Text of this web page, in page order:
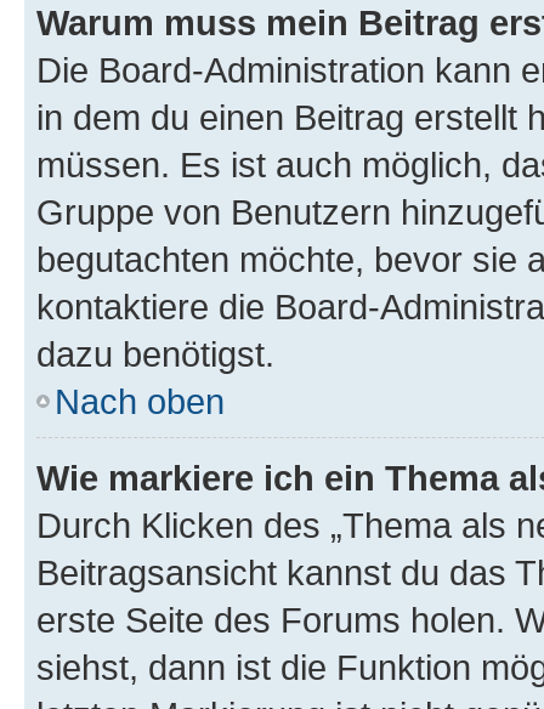
Warum muss mein Beitrag
Die Board-Administration kann
in dem du einen Beitrag erstellt
müssen. Es ist auch möglich,
Gruppe von Benutzern
begutachten möchte, bevor sie
kontaktiere die Board-
dazu benötigst.
Nach oben
Wie markiere ich ein Thema
Durch Klicken des „Thema als
Beitragsansicht kannst du das
erste Seite des Forums holen.
siehst, dann ist die Funktion